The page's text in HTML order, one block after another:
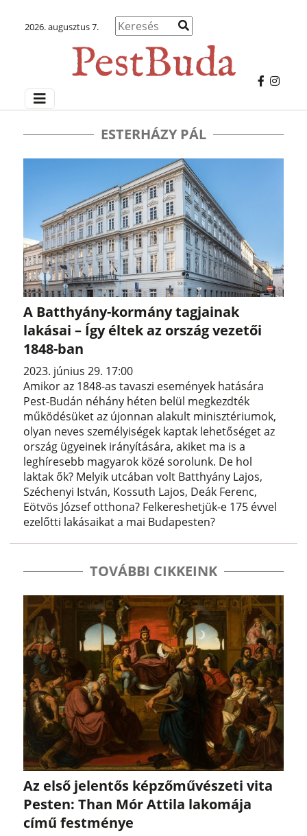
2026. augusztus 7.
ESTERHÁZY PÁL
A Batthyány-kormány tagjainak
lakásai – Így éltek az ország vezetői
1848-ban
2023. június 29. 17:00
Amikor az 1848-as tavaszi események hatására
Pest-Budán néhány héten belül megkezdték
működésüket az újonnan alakult minisztériumok,
olyan neves személyiségek kaptak lehetőséget az
ország ügyeinek irányítására, akiket ma is a
leghíresebb magyarok közé sorolunk. De hol
laktak ők? Melyik utcában volt Batthyány Lajos,
Széchenyi István, Kossuth Lajos, Deák Ferenc,
Eötvös József otthona? Felkereshetjük-e 175 évvel
ezelőtti lakásaikat a mai Budapesten?
TOVÁBBI CIKKEINK
Az első jelentős képzőművészeti vita
Pesten: Than Mór Attila lakomája
című festménye